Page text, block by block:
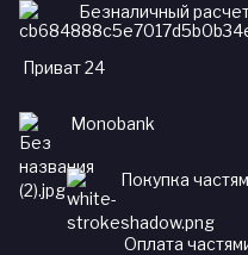
Безналичный
Приват 24
Monobank
Покупка
Оплата